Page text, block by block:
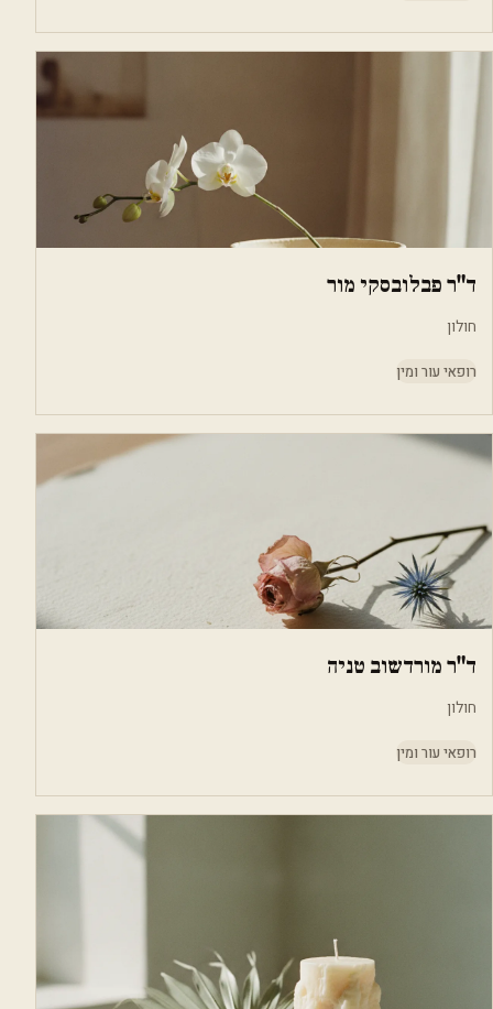
ד"ר פבלובסקי מור
חולון
רופאי עור ומין
ד"ר מורדשוב טניה
חולון
רופאי עור ומין